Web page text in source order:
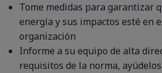
Tome medidas para garantizar
energía y sus impactos esté en
organización
Informe a su equipo de alta
requisitos de la norma,